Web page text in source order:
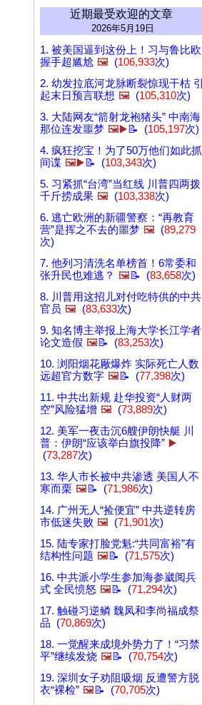
近期最受欢迎的文章
2026年5月19日
1. 被美国逼到这份上！习与鲁比欧
握手超尴尬 🖼️ (106,933次)
2. 幼发拉底河龙脉断裂惊现干枯 引
起末日预言联想 🖼️ (105,310次)
3. 大陆网友“箭射龙袍猪头” 中南海
那位连发噩梦 🖼️▶️📝 (105,197次)
4. 疯狂挖宝！为了50万他们如此抓
间谍 🖼️▶️📝 (103,343次)
5. 习紧抓“台湾”当红线 川普四两拨
千斤捞成果 🖼️ (103,338次)
6. 逃亡欧洲的新疆警察：“再教育
营”是挥之不去的噩梦 🖼️ (89,279
次)
7. 他列习清洗名单榜首！6常委和
张升民也难逃？ 🖼️📝 (83,658次)
8. 川普用这招儿对付吃特供的中共
官员 🖼️ (83,633次)
9. 知名博主举报上海大学长江学者
论文造假 🖼️📝 (83,253次)
10. 浏阳烟花厰爆炸 实际死亡人数
远超官方数字 🖼️📝 (77,398次)
11. 中共出新规 赴华投资“人财两
空”风险猛增 🖼️ (73,889次)
12. 美军一夜击沉6艘伊朗快艇 川
普：伊朗“应该举白旗投降” ▶️
(73,287次)
13. 华人市长被中共渗透 美国人不
寒而栗 🖼️📝 (71,986次)
14. 广州无人“捡便宜” 中共逆转房
市低迷失败 🖼️ (71,901次)
15. 陆专家打脸党魁:“共同富裕”有
结构性问题 🖼️📝 (71,575次)
16. 中共派小学生参加海参崴阅兵
式 全民愤怒 🖼️📝 (71,294次)
17. 触碰习逆鳞 魏凤和李尚福成祭
品 (70,869次)
18. 一觉醒来成境外势力了！“习禁
平”继续发烧 🖼️📝 (70,754次)
19. 深圳女子劝阻吸烟 反遭警方脱
衣“裸检” 🖼️📝 (70,705次)